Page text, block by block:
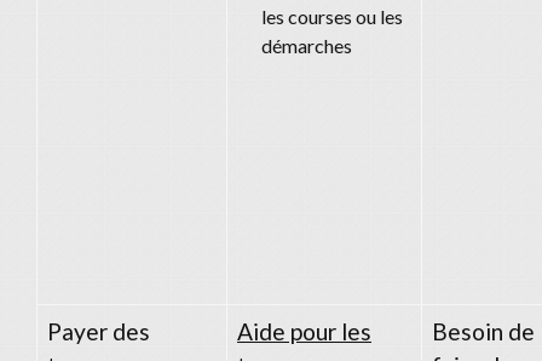
les courses ou les
démarches
Payer des
Aide pour les
Besoin de